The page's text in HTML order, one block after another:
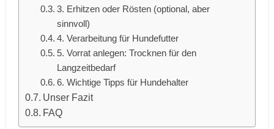
3. Erhitzen oder Rösten (optional, aber
sinnvoll)
4. Verarbeitung für Hundefutter
5. Vorrat anlegen: Trocknen für den
Langzeitbedarf
6. Wichtige Tipps für Hundehalter
Unser Fazit
FAQ